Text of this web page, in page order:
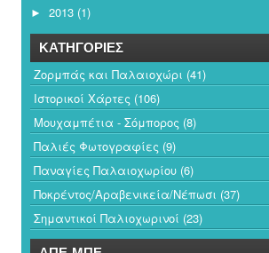
► 2013 (1)
ΚΑΤΗΓΟΡΙΕΣ
Ζορμπάς και Παλαιοχώρι (41)
Ιστορικοί Χάρτες (106)
Μουχαμπέτια - Σόμπορος (8)
Παλιές Φωτογραφίες (9)
Παναγίες Παλαιοχωρίου (6)
Ποκρέντος/Αραβενικεία/Νέπωσι (37)
Σημαντικοί Παλιοχωρινοί (23)